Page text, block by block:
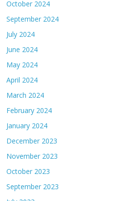
October 2024
September 2024
July 2024
June 2024
May 2024
April 2024
March 2024
February 2024
January 2024
December 2023
November 2023
October 2023
September 2023